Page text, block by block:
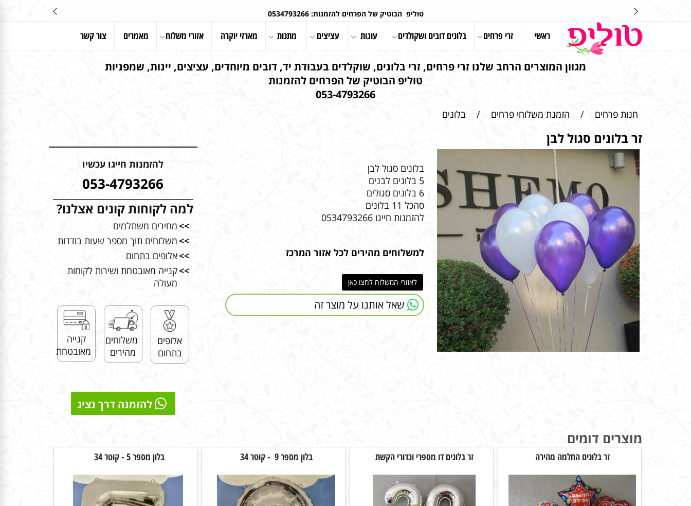
טוליפ הבוטיק של הפרחים להזמנות: 0534793266
ראשי זרי פרחים בלונים דובים ושקולדים עוגות עציצים מתנות מארזי יוקרה אזורי משלוח מאמרים צור קשר
מגוון המוצרים הרחב שלנו זרי פרחים, זרי בלונים, שוקלדים בעבודת יד, דובים מיוחדים, עציצים, יינות, שמפניות
טוליפ הבוטיק של הפרחים להזמנות
053-4793266
חנות פרחים / הזמנת משלוחי פרחים / בלונים
זר בלונים סגול לבן
בלונים סגול לבן
5 בלונים לבנים
6 בלונים סגולים
סהכל 11 בלונים
להזמנות חייגו 0534793266
למשלוחים מהירים לכל אזור המרכז
לאזורי המשלוח לחצו כאן
שאל אותנו על מוצר זה
להזמנות חייגו עכשיו
053-4793266
למה לקוחות קונים אצלנו?
>>מחירים משתלמים
>>משלוחים תוך מספר שעות בודדות
>>אלופים בתחום
>>קנייה מאובטחת ושירות לקוחות
מעולה
אלופים
בתחום
משלוחים
מהירים
קנייה
מאובטחת
להזמנה דרך נציג
מוצרים דומים
זר בלונים החלמה מהירה זר בלונים דו מספרי וכדורי הקשת בלון מספר 9 - קוטר 34 בלון מספר 5 - קוטר 34